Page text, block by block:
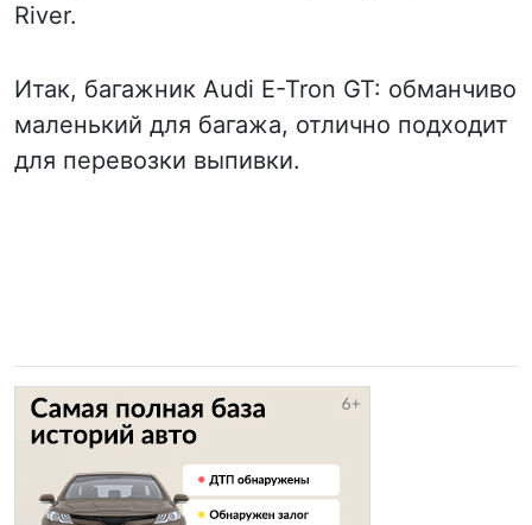
River.
Итак, багажник Audi E-Tron GT: обманчиво
маленький для багажа, отлично подходит
для перевозки выпивки.